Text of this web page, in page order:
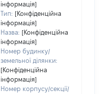
інформація]
Тип: [Конфіденційна
інформація]
Назва: [Конфіденційна
інформація]
Номер будинку/
земельної ділянки:
[Конфіденційна
інформація]
Номер корпусу/секції/